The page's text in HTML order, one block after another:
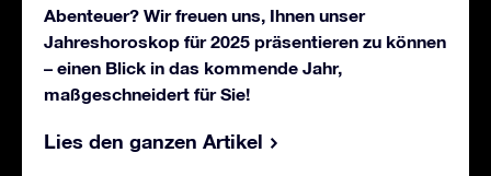
Abenteuer? Wir freuen uns, Ihnen unser
Jahreshoroskop für 2025 präsentieren zu können
– einen Blick in das kommende Jahr,
maßgeschneidert für Sie!
Lies den ganzen Artikel